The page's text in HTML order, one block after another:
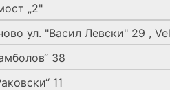
„2"
ул. "Васил Левски" 29 ,
38
11